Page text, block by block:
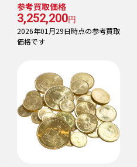
参考買取価格
3,252,200円
2026年01月29日時点の参考買取
価格です